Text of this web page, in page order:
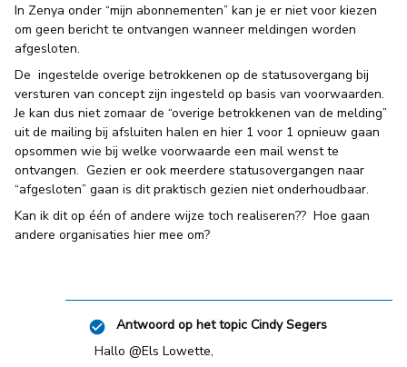
In Zenya onder “mijn abonnementen” kan je er niet voor kiezen
om geen bericht te ontvangen wanneer meldingen worden
afgesloten.
De ingestelde overige betrokkenen op de statusovergang bij
versturen van concept zijn ingesteld op basis van voorwaarden.
Je kan dus niet zomaar de “overige betrokkenen van de melding”
uit de mailing bij afsluiten halen en hier 1 voor 1 opnieuw gaan
opsommen wie bij welke voorwaarde een mail wenst te
ontvangen. Gezien er ook meerdere statusovergangen naar
“afgesloten” gaan is dit praktisch gezien niet onderhoudbaar.
Kan ik dit op één of andere wijze toch realiseren?? Hoe gaan
andere organisaties hier mee om?
Antwoord op het topic Cindy Segers
Hallo @Els Lowette,